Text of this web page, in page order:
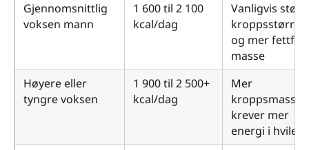
Gjennomsnittlig
voksen mann
1 600 til 2 100
kcal/dag
Vanligvis
og mer fettfri
masse
Høyere eller
tyngre voksen
1 900 til 2 500+
kcal/dag
Mer
kroppsmasse
krever mer
energi i hvile